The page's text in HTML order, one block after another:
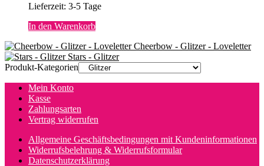
Lieferzeit: 3-5 Tage
In den Warenkorb
Cheerbow - Glitzer - Loveletter
Stars - Glitzer
Produkt-Kategorien
Mein Konto
Kasse
Zahlungsarten
Vertrag widerrufen
Allgemeine Geschäftsbedingungen mit Kundeninformationen
Widerrufsbelehrung & Widerrufsformular
Datenschutzerklärung